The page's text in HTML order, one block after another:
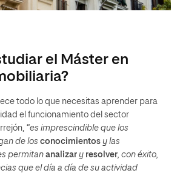
el Máster en
todo lo que necesitas aprender para
el funcionamiento del sector
“es imprescindible que los
de los conocimientos y las
permitan analizar y resolver, con éxito,
que el día a día de su actividad